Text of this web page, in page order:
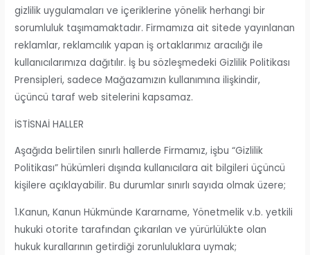
gizlilik uygulamaları ve içeriklerine yönelik herhangi bir
sorumluluk taşımamaktadır. Firmamıza ait sitede yayınlanan
reklamlar, reklamcılık yapan iş ortaklarımız aracılığı ile
kullanıcılarımıza dağıtılır. İş bu sözleşmedeki Gizlilik Politikası
Prensipleri, sadece Mağazamızın kullanımına ilişkindir,
üçüncü taraf web sitelerini kapsamaz.
İSTİSNAİ HALLER
Aşağıda belirtilen sınırlı hallerde Firmamız, işbu “Gizlilik
Politikası” hükümleri dışında kullanıcılara ait bilgileri üçüncü
kişilere açıklayabilir. Bu durumlar sınırlı sayıda olmak üzere;
1.Kanun, Kanun Hükmünde Kararname, Yönetmelik v.b. yetkili
hukuki otorite tarafından çıkarılan ve yürürlülükte olan
hukuk kurallarının getirdiği zorunluluklara uymak;